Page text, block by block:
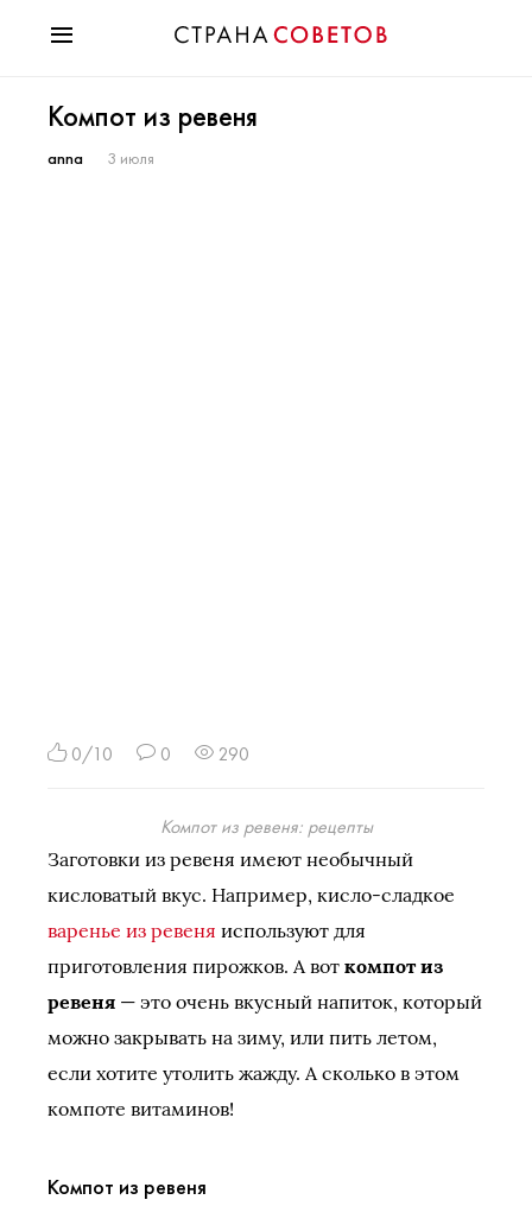
Мода
Звезды
Компот из ревеня
anna 3 июля
0/10 0 290
Компот из ревеня: рецепты
Заготовки из ревеня имеют необычный
кисловатый вкус. Например, кисло-сладкое
варенье из ревеня используют для
приготовления пирожков. А вот компот из
ревеня — это очень вкусный напиток, который
можно закрывать на зиму, или пить летом,
если хотите утолить жажду. А сколько в этом
компоте витаминов!
Компот из ревеня